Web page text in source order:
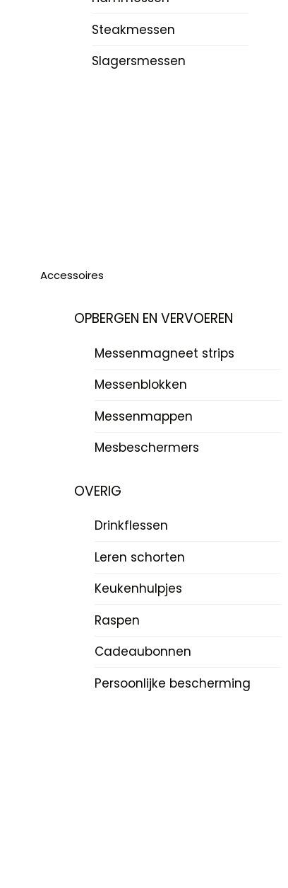
Steakmessen
Slagersmessen
Accessoires
OPBERGEN EN VERVOEREN
Messenmagneet strips
Messenblokken
Messenmappen
Mesbeschermers
OVERIG
Drinkflessen
Leren schorten
Keukenhulpjes
Raspen
Cadeaubonnen
Persoonlijke bescherming